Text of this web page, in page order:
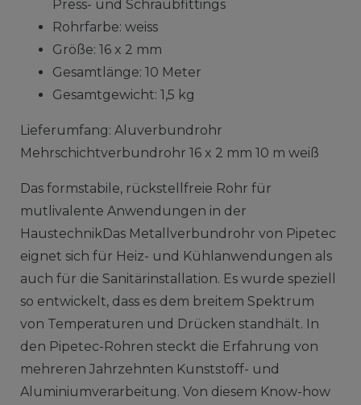
Press- und Schraubfittings
Rohrfarbe: weiss
Größe: 16 x 2 mm
Gesamtlänge: 10 Meter
Gesamtgewicht: 1,5 kg
Lieferumfang: Aluverbundrohr
Mehrschichtverbundrohr 16 x 2 mm 10 m weiß
Das formstabile, rückstellfreie Rohr für
mutlivalente Anwendungen in der
HaustechnikDas Metallverbundrohr von Pipetec
eignet sich für Heiz- und Kühlanwendungen als
auch für die Sanitärinstallation. Es wurde speziell
so entwickelt, dass es dem breitem Spektrum
von Temperaturen und Drücken standhält. In
den Pipetec-Rohren steckt die Erfahrung von
mehreren Jahrzehnten Kunststoff- und
Aluminiumverarbeitung. Von diesem Know-how